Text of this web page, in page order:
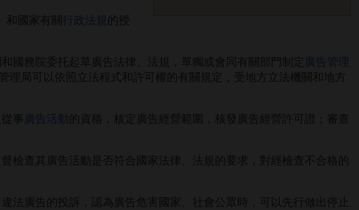
國家有關 行政法規 的授
務院委托起草廣告法律、法規，單獨或會同有關部門制定
廣告管理
局可以依照立法程式和許可權的有關規定，受地方立法機關和地方
事 廣告活動 的資格，核定廣告經營範圍，核發廣告經營許可證；審查
檢查其廣告活動是否符合國家法律、法規的要求，對經檢查不合格的
違法廣告的投訴，認為廣告危害國家、社會公眾時，可以先行做出停止